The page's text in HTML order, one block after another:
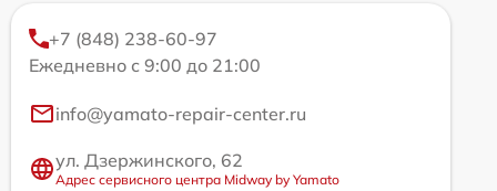
+7 (848) 238-60-97
Ежедневно с 9:00 до 21:00
info@yamato-repair-center.ru
ул. Дзержинского, 62
Адрес сервисного центра Midway by Yamato